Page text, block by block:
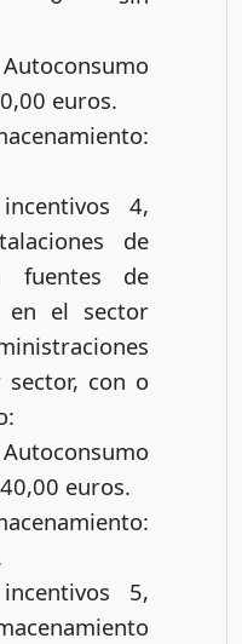
euros.
4,
de
fuentes de
en el sector
con o
euros.
5,